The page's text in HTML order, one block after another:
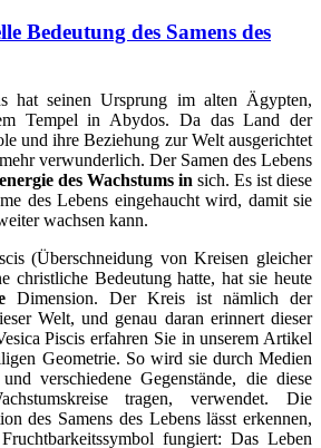
Bedeutung des Samens des
hat seinen Ursprung im alten Ägypten,
Tempel in Abydos. Da das Land der
und ihre Beziehung zur Welt ausgerichtet
verwunderlich. Der Samen des Lebens
des Wachstums in sich. Es ist diese
des Lebens eingehaucht wird, damit sie
wachsen kann.
(Überschneidung von Kreisen gleicher
christliche Bedeutung hatte, hat sie heute
Dimension. Der Kreis ist nämlich der
Welt, und genau daran erinnert dieser
Piscis erfahren Sie in unserem Artikel
Geometrie. So wird sie durch Medien
verschiedene Gegenstände, die diese
tragen, verwendet. Die
des Samens des Lebens lässt erkennen,
fungiert: Das Leben